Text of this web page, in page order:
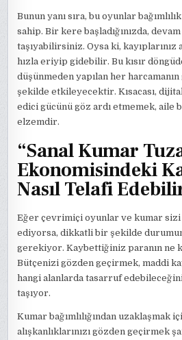
Bunun yanı sıra, bu oyunlar
sahip. Bir kere başladığınızda,
taşıyabilirsiniz. Oysa ki, kayıplarınız
hızla eriyip gidebilir. Bu kısır
düşünmeden yapılan her
şekilde etkileyecektir. Kısacası,
edici gücünü göz ardı etmemek, aile
elzemdir.
“Sanal Kumar
Ekonomisindeki
Nasıl Telafi
Eğer çevrimiçi oyunlar ve kumar sizi
ediyorsa, dikkatli bir şekilde
gerekiyor. Kaybettiğiniz paranın ne
Bütçenizi gözden geçirmek, maddi
hangi alanlarda tasarruf
taşıyor.
Kumar bağımlılığından uzaklaşmak
alışkanlıklarınızı gözden geçirmek